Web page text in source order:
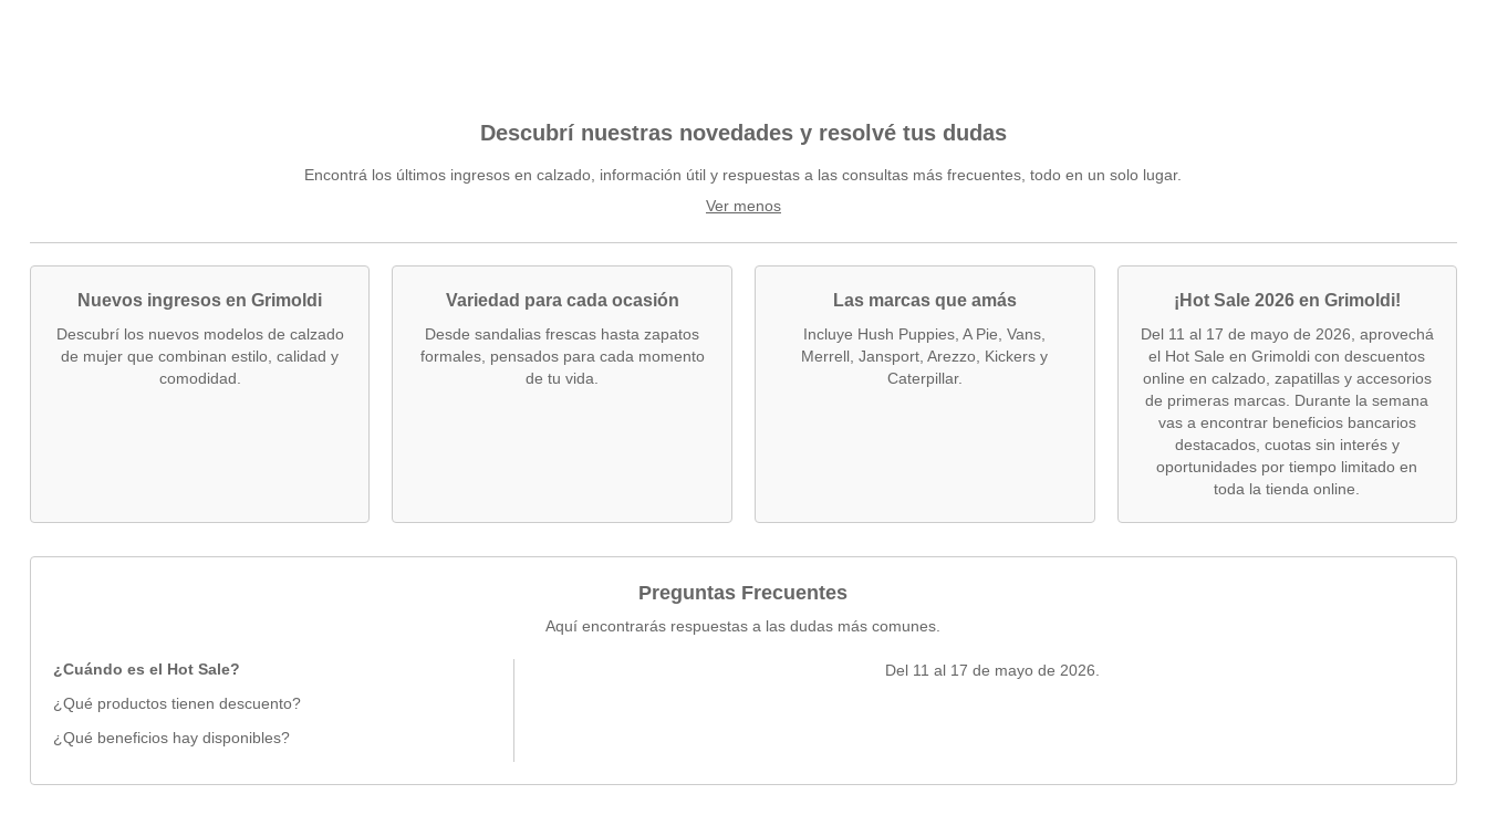
Descubrí nuestras novedades y resolvé tus dudas
Encontrá los últimos ingresos en calzado, información útil y respuestas a las consultas más frecuentes, todo en un solo lugar.
Ver menos
Nuevos ingresos en Grimoldi
Descubrí los nuevos modelos de calzado
de mujer que combinan estilo, calidad y
comodidad.
Variedad para cada ocasión
Desde sandalias frescas hasta zapatos
formales, pensados para cada momento
de tu vida.
Las marcas que amás
Incluye Hush Puppies, A Pie, Vans,
Merrell, Jansport, Arezzo, Kickers y
Caterpillar.
¡Hot Sale 2026 en Grimoldi!
Del 11 al 17 de mayo de 2026, aprovechá
el Hot Sale en Grimoldi con descuentos
online en calzado, zapatillas y accesorios
de primeras marcas. Durante la semana
vas a encontrar beneficios bancarios
destacados, cuotas sin interés y
oportunidades por tiempo limitado en
toda la tienda online.
Preguntas Frecuentes
Aquí encontrarás respuestas a las dudas más comunes.
¿Cuándo es el Hot Sale?
¿Qué productos tienen descuento?
¿Qué beneficios hay disponibles?
Del 11 al 17 de mayo de 2026.